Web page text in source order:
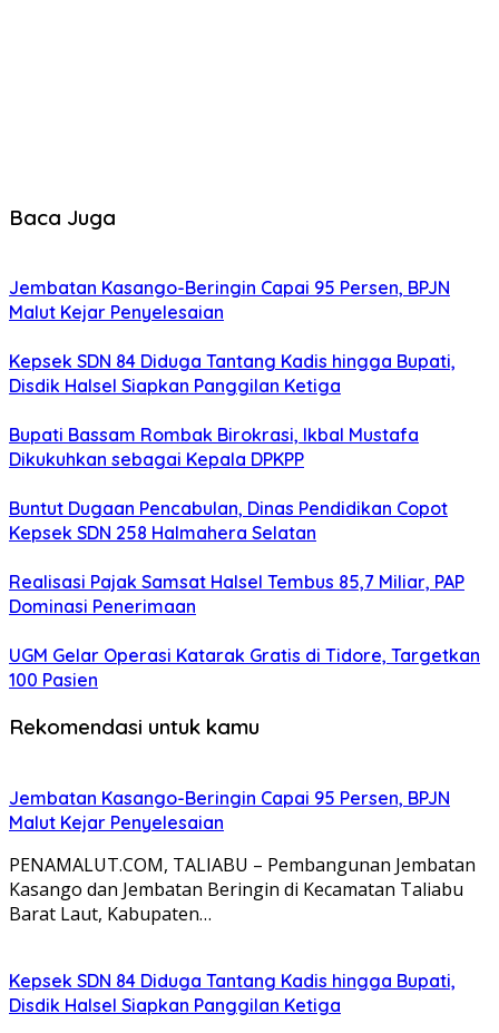
Baca Juga
Jembatan Kasango-Beringin Capai 95 Persen, BPJN
Malut Kejar Penyelesaian
Kepsek SDN 84 Diduga Tantang Kadis hingga Bupati,
Disdik Halsel Siapkan Panggilan Ketiga
Bupati Bassam Rombak Birokrasi, Ikbal Mustafa
Dikukuhkan sebagai Kepala DPKPP
Buntut Dugaan Pencabulan, Dinas Pendidikan Copot
Kepsek SDN 258 Halmahera Selatan
Realisasi Pajak Samsat Halsel Tembus 85,7 Miliar, PAP
Dominasi Penerimaan
UGM Gelar Operasi Katarak Gratis di Tidore, Targetkan
100 Pasien
Rekomendasi untuk kamu
Jembatan Kasango-Beringin Capai 95 Persen, BPJN
Malut Kejar Penyelesaian
PENAMALUT.COM, TALIABU – Pembangunan Jembatan
Kasango dan Jembatan Beringin di Kecamatan Taliabu
Barat Laut, Kabupaten…
Kepsek SDN 84 Diduga Tantang Kadis hingga Bupati,
Disdik Halsel Siapkan Panggilan Ketiga